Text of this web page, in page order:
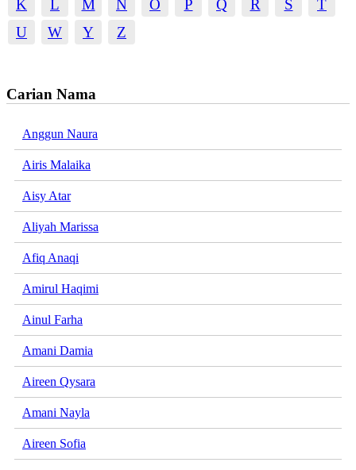
K
L M N O P Q R S
T
U
W Y Z
Carian Nama
Anggun Naura
Airis Malaika
Aisy Atar
Aliyah Marissa
Afiq Anaqi
Amirul Haqimi
Ainul Farha
Amani Damia
Aireen Qysara
Amani Nayla
Aireen Sofia